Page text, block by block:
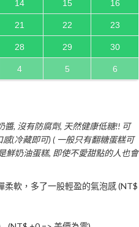
14 15 16
21 22 23
28 29 30
4 5 6
醬, 沒有防腐劑, 天然健康低糖!! 可
(冷藏即可) ( 一般只有翻糖蛋糕可
鮮奶油蛋糕, 即使不愛甜點的人也會
軟，多了一股輕盈的氣泡感 (NT$